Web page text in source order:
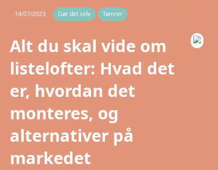
14/07/2023 Gør det selv Tømrer
Alt du skal vide om
listelofter: Hvad det
er, hvordan det
monteres, og
alternativer på
markedet